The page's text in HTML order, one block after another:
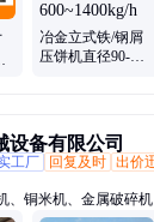
冶金立式铁/钢屑
压饼机直径90-
设备有限公司
工厂 回复及时 出价
、铜米机、金属破碎